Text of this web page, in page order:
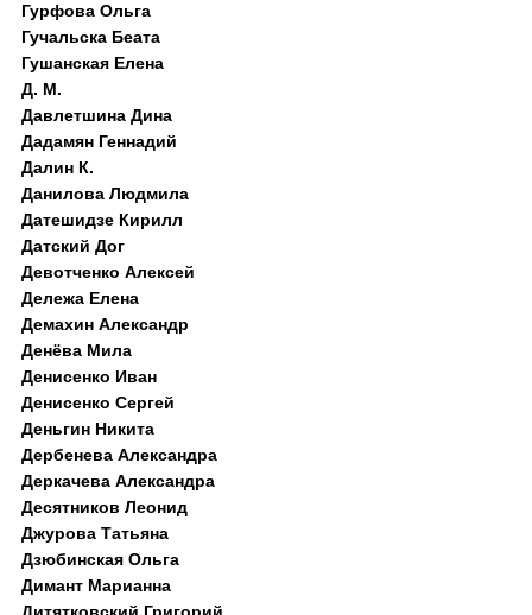
Гурфова Ольга
Гучальска Беата
Гушанская Елена
Д. M.
Давлетшина Дина
Дадамян Геннадий
Далин К.
Данилова Людмила
Датешидзе Кирилл
Датский Дог
Девотченко Алексей
Дележа Елена
Демахин Александр
Денёва Мила
Денисенко Иван
Денисенко Сергей
Деньгин Никита
Дербенева Александра
Деркачева Александра
Десятников Леонид
Джурова Татьяна
Дзюбинская Ольга
Димант Марианна